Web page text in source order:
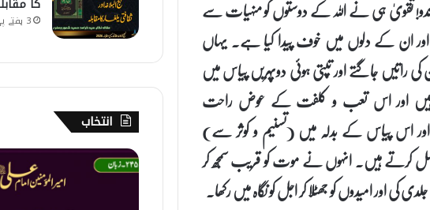
تقویٰ ہی نے اللہ کے دوستوں کو منہیات سے
ان کے دلوں میں خوف پیدا کیا ہے۔ یہاں
راتیں جاگتے اور تپتی ہوئی دوپہریں پیاس میں
ہیں اور اس تعب و کلفت کے عوض راحت
اس پیاس کے بدلہ میں (تسنیم و کوثر سے)
کرتے ہیں۔ انہوں نے موت کو قریب سمجھ کر
کی اور امیدوں کو جھٹلا کر اجل کو نگاہ میں رکھا۔
کا
3 ہفتے پہلے
انتخاب
2
4